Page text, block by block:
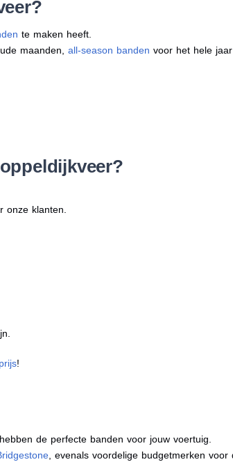
te maken heeft.
maanden, all-season banden voor het hele
onze klanten.
!
de perfecte banden voor jouw voertuig.
, evenals voordelige budgetmerken voor